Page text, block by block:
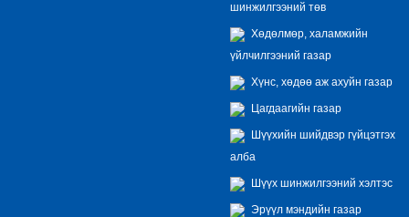
шинжилгээний төв
Хөдөлмөр, халамжийн
үйлчилгээний газар
Хүнс, хөдөө аж ахуйн газар
Цагдаагийн газар
Шүүхийн шийдвэр гүйцэтгэх
алба
Шүүх шинжилгээний хэлтэс
Эрүүл мэндийн газар